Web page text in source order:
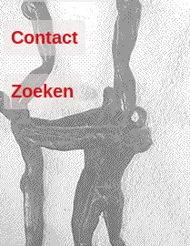
Contact
Zoeken